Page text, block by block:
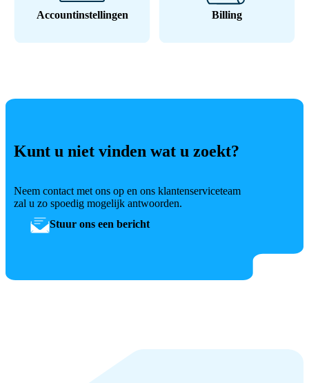
Accountinstellingen Billing
Kunt u niet vinden wat u zoekt?
Neem contact met ons op en ons klantenserviceteam
zal u zo spoedig mogelijk antwoorden.
Stuur ons een bericht